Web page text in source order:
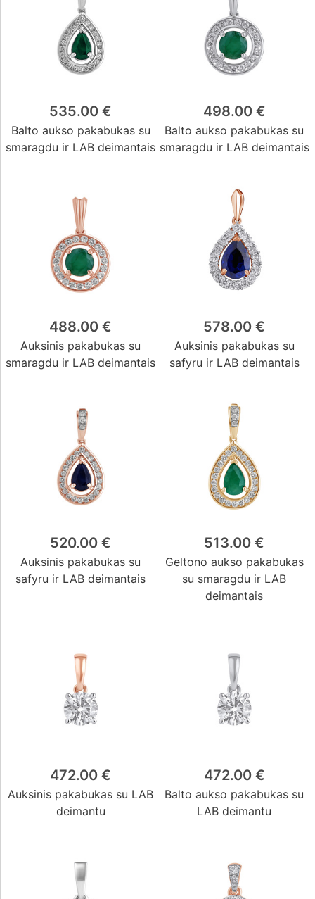
535.00 €
Balto aukso pakabukas su
smaragdu ir LAB deimantais
498.00 €
Balto aukso pakabukas su
smaragdu ir LAB deimantais
488.00 €
Auksinis pakabukas su
smaragdu ir LAB deimantais
578.00 €
Auksinis pakabukas su
safyru ir LAB deimantais
520.00 €
Auksinis pakabukas su
safyru ir LAB deimantais
513.00 €
Geltono aukso pakabukas
su smaragdu ir LAB
deimantais
472.00 €
Auksinis pakabukas su LAB
deimantu
472.00 €
Balto aukso pakabukas su
LAB deimantu